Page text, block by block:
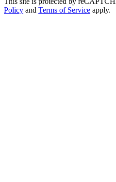
Policy and Terms of Service apply.